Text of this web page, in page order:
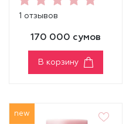
Cream
1 отзывов
170 000 сумов
В корзину
new